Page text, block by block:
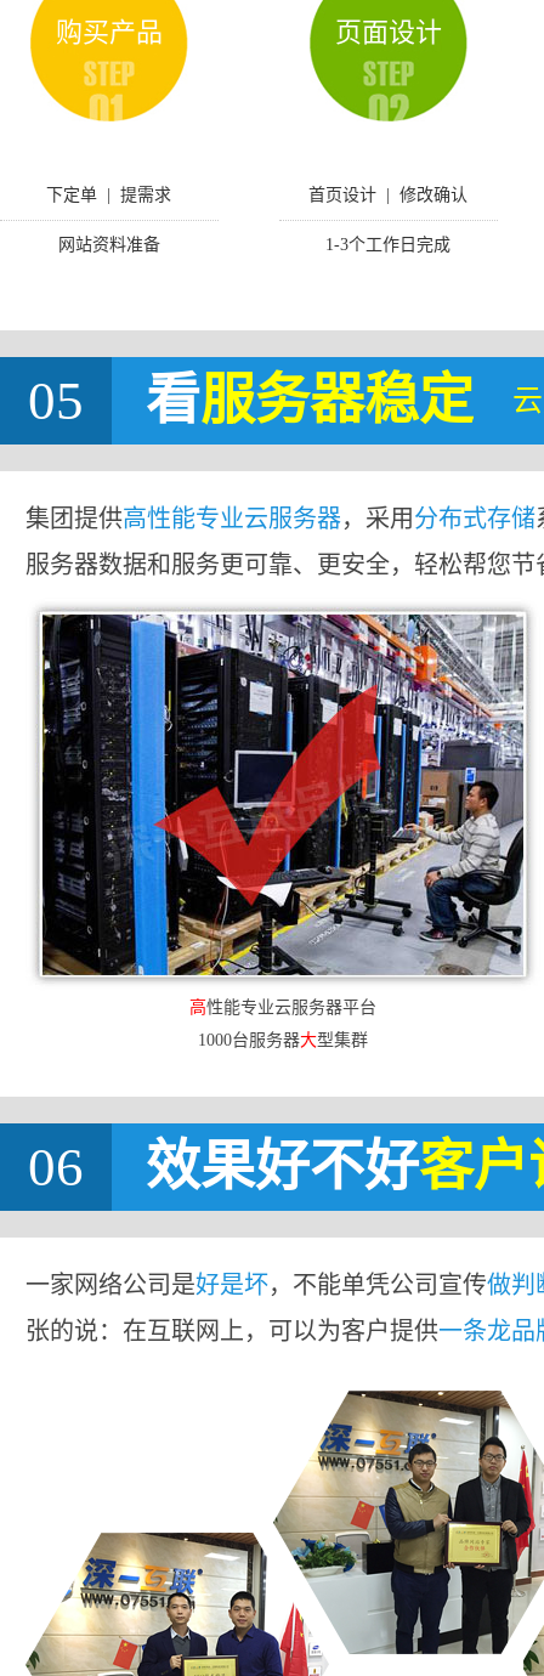
购买产品
下定单 | 提需求
网站资料准备
页面设计
首页设计 | 修改确认
1-3个工作日完成
05 看服务器稳定
集团提供高性能专业云服务器，采用分布式存储
服务器数据和服务更可靠、更安全，轻松帮您节
高性能专业云服务器平台
1000台服务器大型集群
06 效果好不好客户
一家网络公司是好是坏，不能单凭公司宣传做判
张的说：在互联网上，可以为客户提供一条龙品